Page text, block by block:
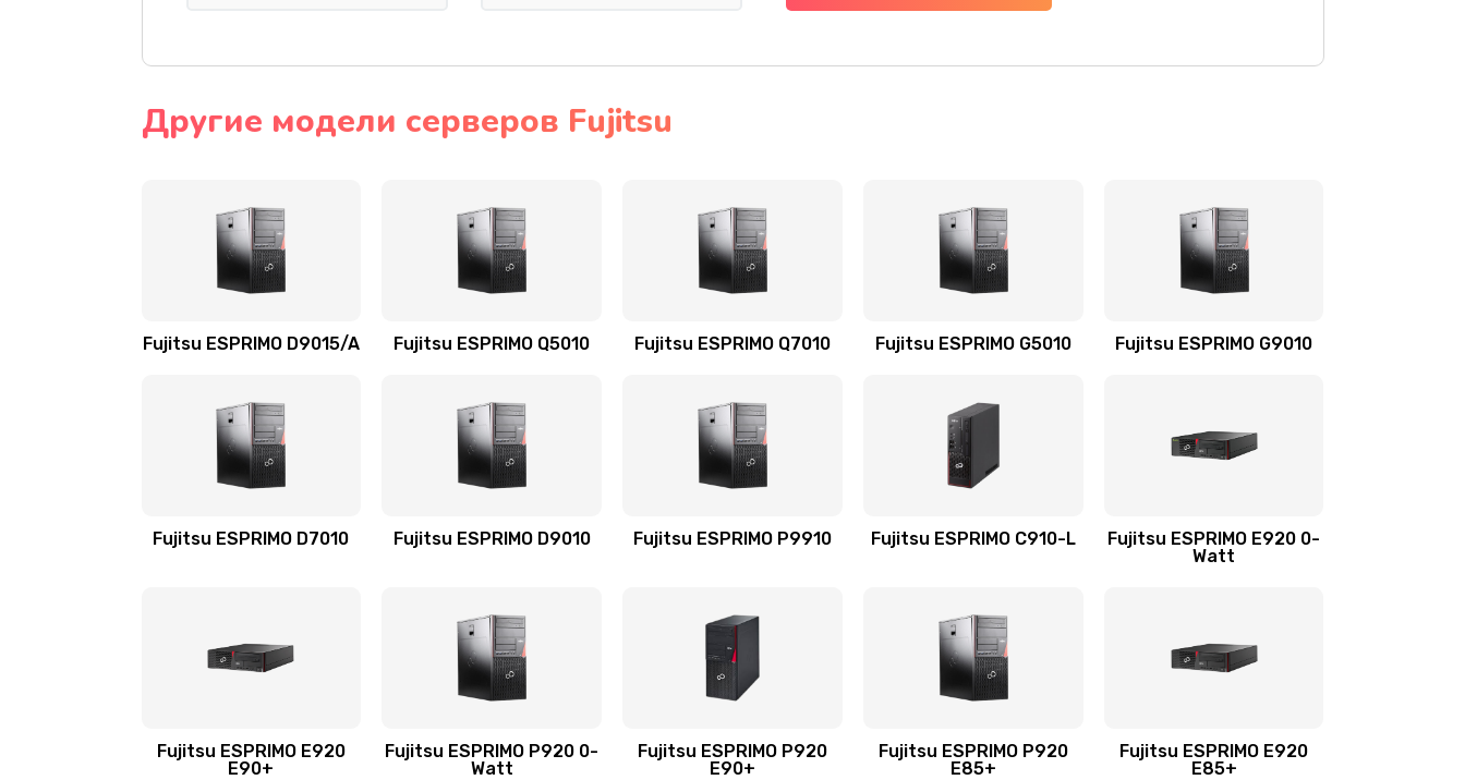
Другие модели серверов Fujitsu
Fujitsu ESPRIMO D9015/A Fujitsu ESPRIMO Q5010 Fujitsu ESPRIMO Q7010 Fujitsu ESPRIMO G5010 Fujitsu ESPRIMO G9010
Fujitsu ESPRIMO D7010 Fujitsu ESPRIMO D9010 Fujitsu ESPRIMO P9910 Fujitsu ESPRIMO C910-L
Fujitsu ESPRIMO E920 0-
Watt
Fujitsu ESPRIMO E920
E90+
Fujitsu ESPRIMO P920 0-
Watt
Fujitsu ESPRIMO P920
E90+
Fujitsu ESPRIMO P920
E85+
Fujitsu ESPRIMO E920
E85+